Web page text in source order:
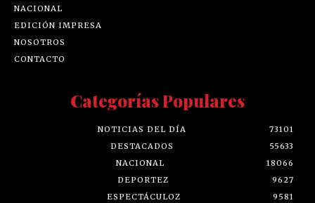
NACIONAL
EDICIÓN IMPRESA
NOSOTROS
CONTACTO
Categorías Populares
NOTICIAS DEL DÍA
73101
DESTACADOS
55633
NACIONAL
18066
DEPORTEZ
9627
ESPECTÁCULOZ
9581